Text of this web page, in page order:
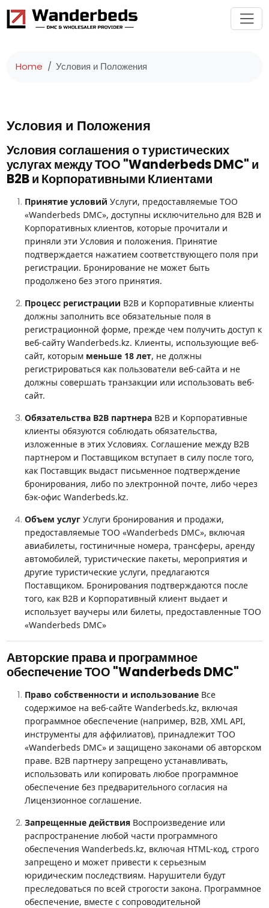
Home Условия и Положения
Условия и Положения
Условия соглашения о туристических
услугах между ТОО "Wanderbeds DMC" и
B2B и Корпоративными Клиентами
Принятие условий Услуги, предоставляемые ТОО
«Wanderbeds DMC», доступны исключительно для B2B и
Корпоративных клиентов, которые прочитали и
приняли эти Условия и положения. Принятие
подтверждается нажатием соответствующего поля при
регистрации. Бронирование не может быть
продолжено без этого принятия.
Процесс регистрации B2B и Корпоративные клиенты
должны заполнить все обязательные поля в
регистрационной форме, прежде чем получить доступ к
веб-сайту Wanderbeds.kz. Клиенты, использующие веб-
сайт, которым меньше 18 лет, не должны
регистрироваться как пользователи веб-сайта и не
должны совершать транзакции или использовать веб-
сайт.
Обязательства B2B партнера B2B и Корпоративные
клиенты обязуются соблюдать обязательства,
изложенные в этих Условиях. Соглашение между B2B
партнером и Поставщиком вступает в силу после того,
как Поставщик выдаст письменное подтверждение
бронирования, либо по электронной почте, либо через
бэк-офис Wanderbeds.kz.
Объем услуг Услуги бронирования и продажи,
предоставляемые ТОО «Wanderbeds DMC», включая
авиабилеты, гостиничные номера, трансферы, аренду
автомобилей, туристические пакеты, мероприятия и
другие туристические услуги, предлагаются
Поставщиком. Бронирования подтверждаются после
того, как B2B и Корпоративный клиент выдает и
использует ваучеры или билеты, предоставленные ТОО
«Wanderbeds DMC»
Авторские права и программное
обеспечение ТОО "Wanderbeds DMC"
Право собственности и использование Все
содержимое на веб-сайте Wanderbeds.kz, включая
программное обеспечение (например, B2B, XML API,
инструменты для аффилиатов), принадлежит ТОО
«Wanderbeds DMC» и защищено законами об авторском
праве. B2B партнеру запрещено устанавливать,
использовать или копировать любое программное
обеспечение без предварительного согласия на
Лицензионное соглашение.
Запрещенные действия Воспроизведение или
распространение любой части программного
обеспечения Wanderbeds.kz, включая HTML-код, строго
запрещено и может привести к серьезным
юридическим последствиям. Нарушители будут
преследоваться по всей строгости закона. Программное
обеспечение, вместе с сопроводительной